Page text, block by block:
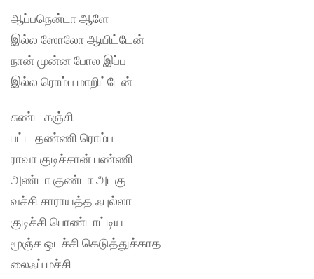
ஆப்பநென்டா ஆளே
இல்ல ஸோலோ ஆயிட்டேன்
நான் முன்ன போல இப்ப
இல்ல ரொம்ப மாறிட்டேன்
சுண்ட கஞ்சி
பட்ட தண்ணி ரொம்ப
ராவா குடிச்சான் பண்ணி
அண்டா குண்டா அடகு
வச்சி சாராயத்த ஃபுல்லா
குடிச்சி பொண்டாட்டிய
மூஞ்ச ஒடச்சி கெடுத்‌துக்காத
லைஃப் மச்சி